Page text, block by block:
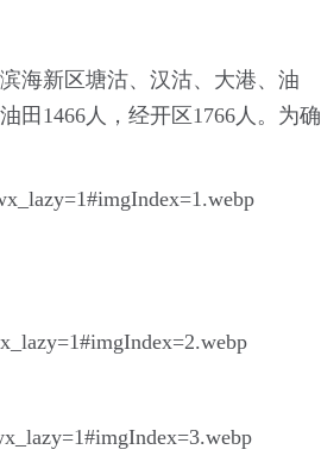
海新区塘沽、汉沽、大港、油
田1466人，经开区1766人。为确